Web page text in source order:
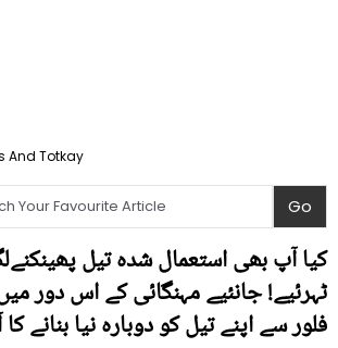
And Totkay
کیا آپ بھی استعمال شدہ تیل
ٹہرئیے! جانئیے مہنگائی کے اس دور
فلور سے اپنے تیل کو دوبارہ نیا بنانے